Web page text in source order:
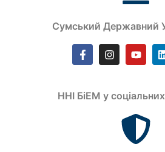
Сумський Державний
ННІ БіЕМ у